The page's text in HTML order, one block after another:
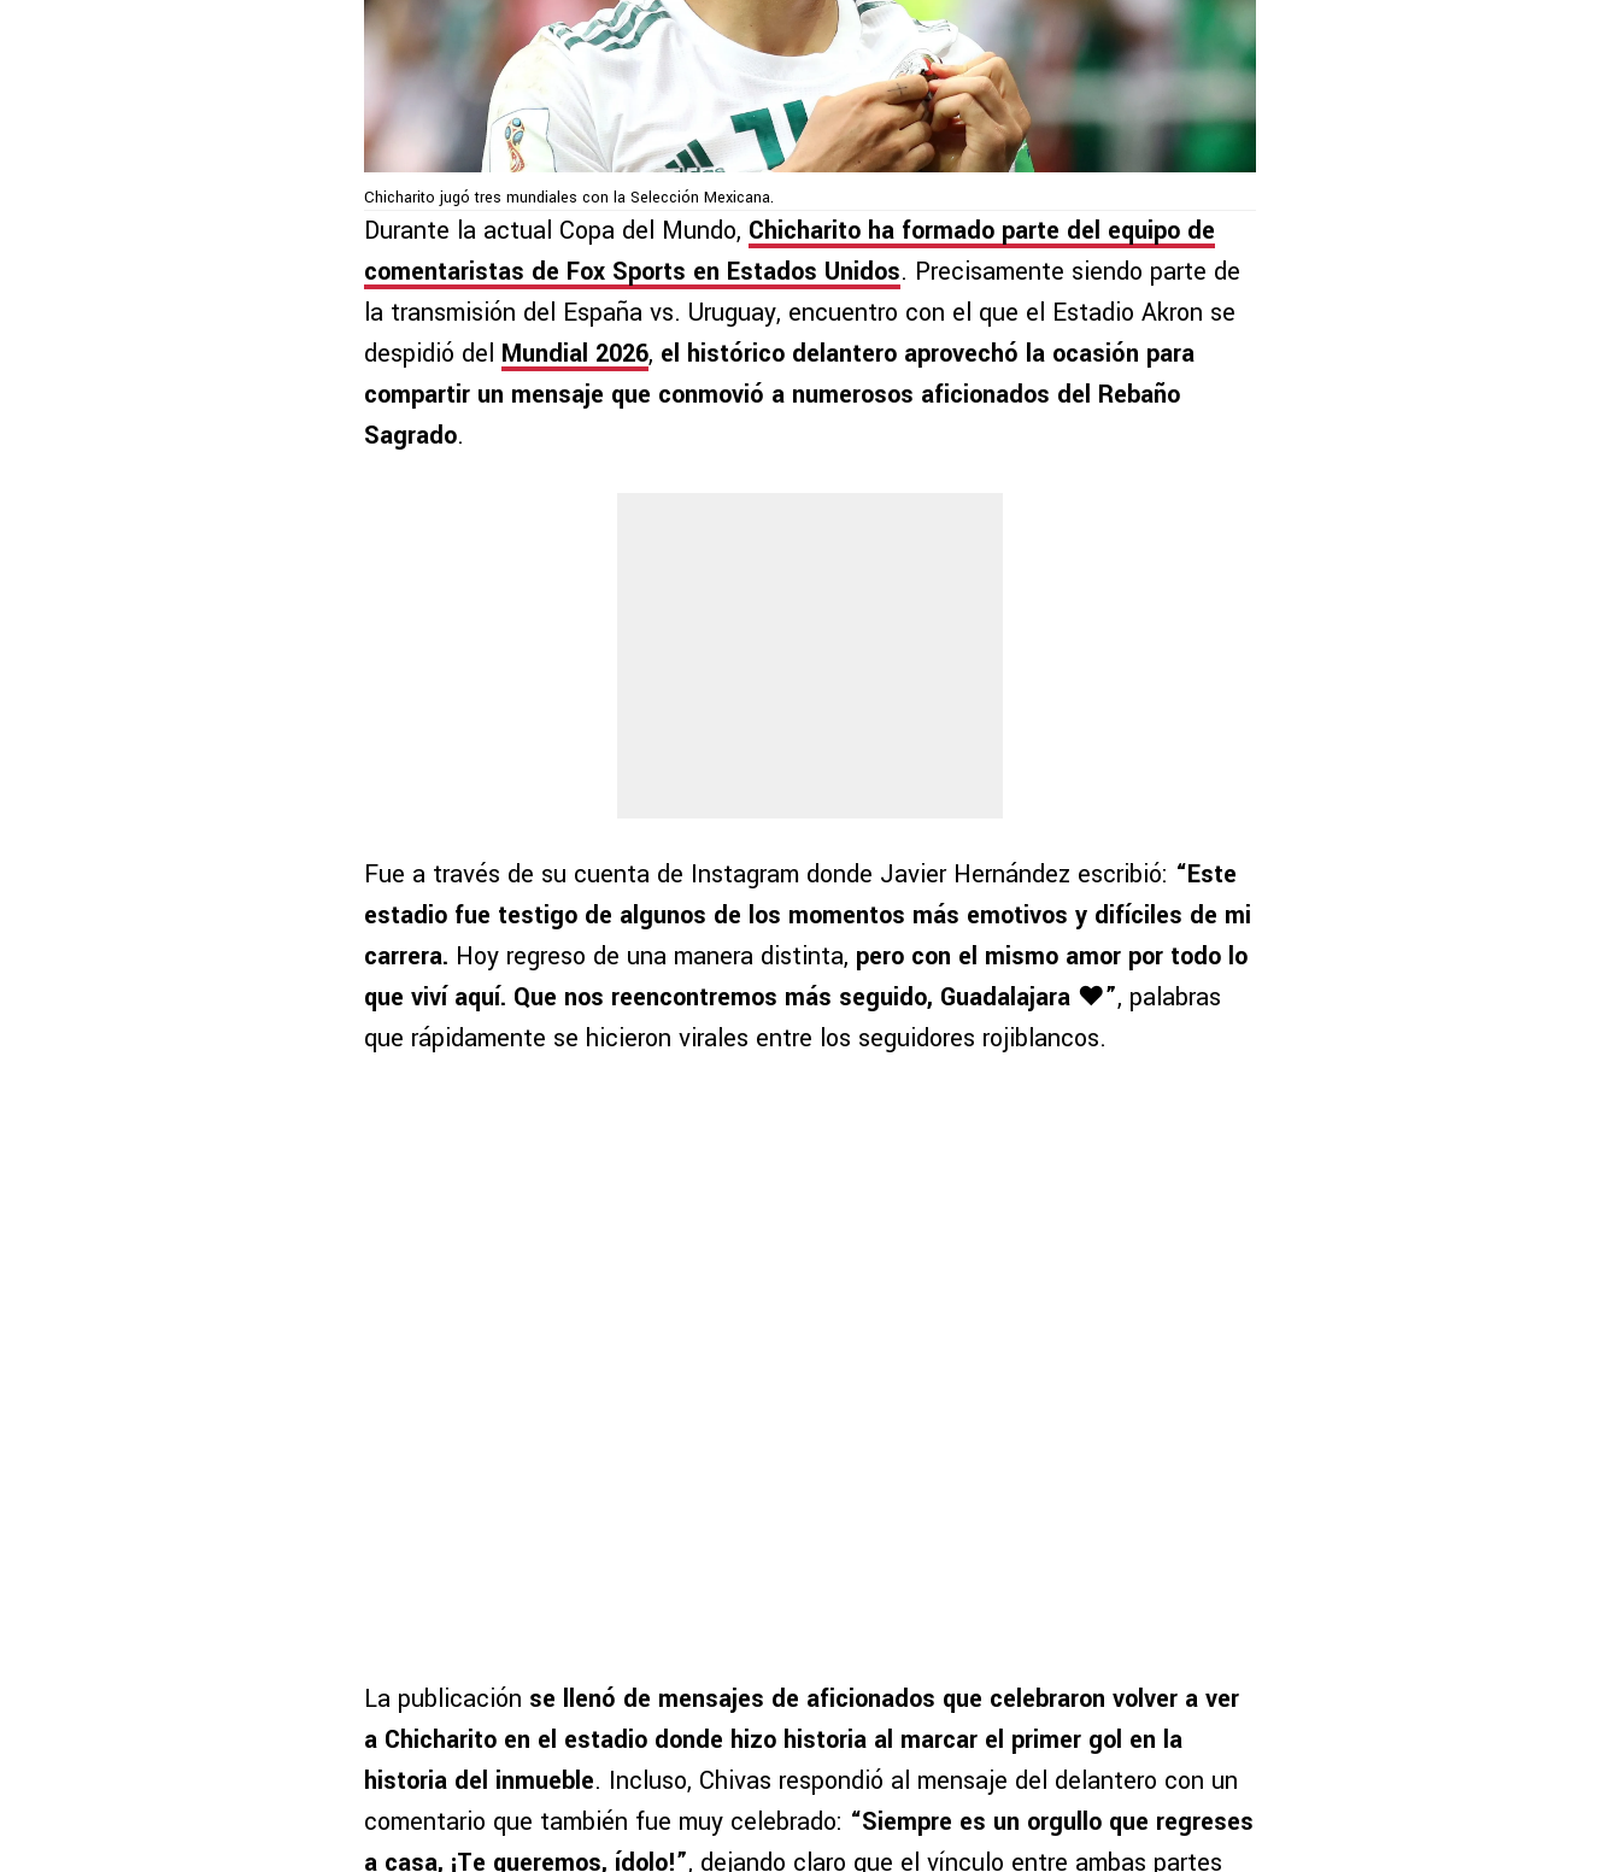
Chicharito jugó tres mundiales con la Selección Mexicana.
Durante la actual Copa del Mundo, Chicharito ha formado parte del equipo de
comentaristas de Fox Sports en Estados Unidos. Precisamente siendo parte de
la transmisión del España vs. Uruguay, encuentro con el que el Estadio Akron se
despidió del Mundial 2026, el histórico delantero aprovechó la ocasión para
compartir un mensaje que conmovió a numerosos aficionados del Rebaño
Sagrado.
Fue a través de su cuenta de Instagram donde Javier Hernández escribió: “Este
estadio fue testigo de algunos de los momentos más emotivos y difíciles de mi
carrera. Hoy regreso de una manera distinta, pero con el mismo amor por todo lo
que viví aquí. Que nos reencontremos más seguido, Guadalajara ❤️”, palabras
que rápidamente se hicieron virales entre los seguidores rojiblancos.
La publicación se llenó de mensajes de aficionados que celebraron volver a ver
a Chicharito en el estadio donde hizo historia al marcar el primer gol en la
historia del inmueble. Incluso, Chivas respondió al mensaje del delantero con un
comentario que también fue muy celebrado: “Siempre es un orgullo que regreses
a casa, ¡Te queremos, ídolo!”, dejando claro que el vínculo entre ambas partes